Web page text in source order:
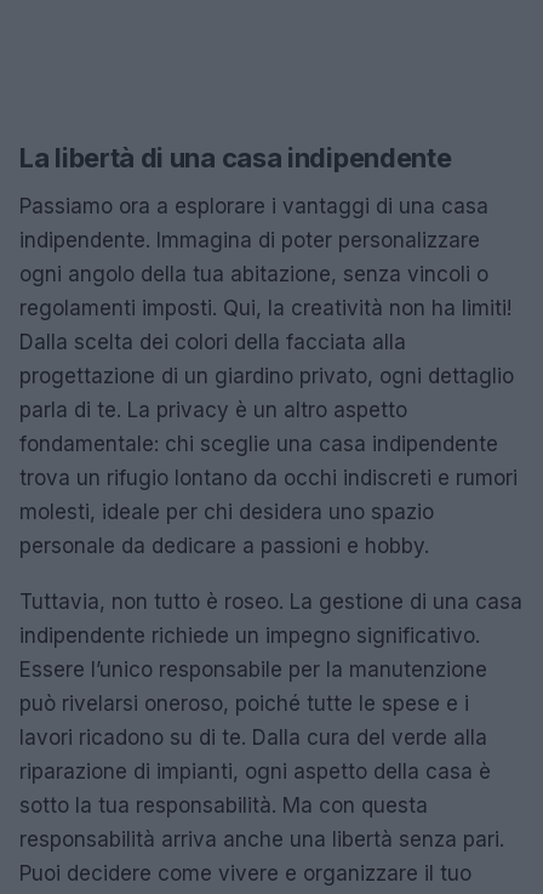
La libertà di una casa indipendente
Passiamo ora a esplorare i vantaggi di una casa
indipendente. Immagina di poter personalizzare
ogni angolo della tua abitazione, senza vincoli o
regolamenti imposti. Qui, la creatività non ha limiti!
Dalla scelta dei colori della facciata alla
progettazione di un giardino privato, ogni dettaglio
parla di te. La privacy è un altro aspetto
fondamentale: chi sceglie una casa indipendente
trova un rifugio lontano da occhi indiscreti e rumori
molesti, ideale per chi desidera uno spazio
personale da dedicare a passioni e hobby.
Tuttavia, non tutto è roseo. La gestione di una casa
indipendente richiede un impegno significativo.
Essere l’unico responsabile per la manutenzione
può rivelarsi oneroso, poiché tutte le spese e i
lavori ricadono su di te. Dalla cura del verde alla
riparazione di impianti, ogni aspetto della casa è
sotto la tua responsabilità. Ma con questa
responsabilità arriva anche una libertà senza pari.
Puoi decidere come vivere e organizzare il tuo